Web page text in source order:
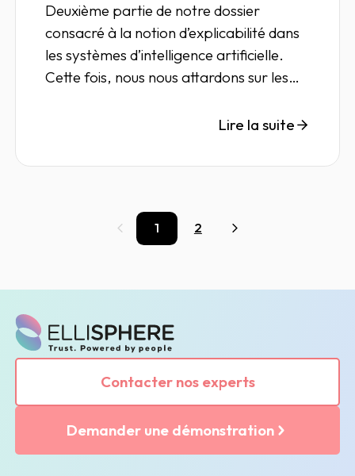
Deuxième partie de notre dossier
consacré à la notion d’explicabilité dans
les systèmes d’intelligence artificielle.
Cette fois, nous nous attardons sur les
Lire la suite
Précédent
1 2 Suivant
Contacter nos experts
Demander une démonstration